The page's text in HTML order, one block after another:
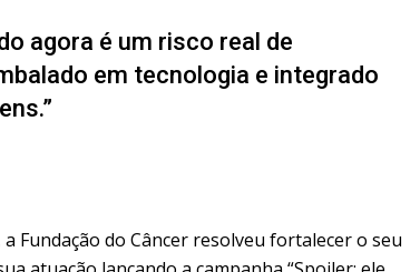
agora é um risco real de
em tecnologia e integrado
Fundação do Câncer resolveu fortalecer o seu